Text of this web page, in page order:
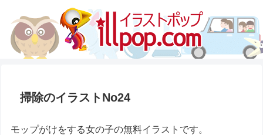
掃除のイラストNo24
モップがけをする女の子の無料イラストです。